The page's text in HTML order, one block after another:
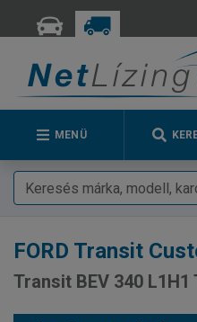
MENÜ
FORD Transit
Transit BEV 340 L1H1